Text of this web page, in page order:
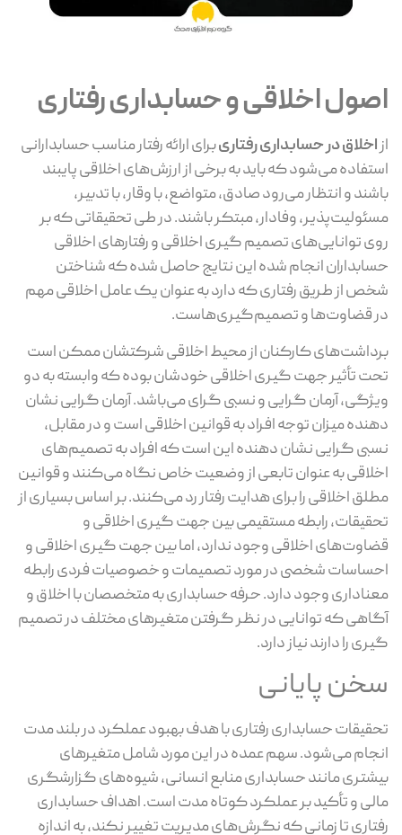
اصول اخلاقی و حسابداری رفتاری
ازاخلاق در حسابداری رفتاریبرای ارائه رفتار مناسب حسابدارانی
استفاده می‌شود که باید به برخی از ارزش‌های اخلاقی پایبند
باشند و انتظار می‌رود صادق، متواضع، با وقار، با تدبیر،
مسئولیت‌پذیر، وفادار، مبتکر باشند. در طی تحقیقاتی که بر
روی توانایی‌های تصمیم گیری اخلاقی و رفتارهای اخلاقی
حسابداران انجام شده این نتایج حاصل شده که شناختن
شخص از طریق رفتاری که دارد به عنوان یک عامل اخلاقی مهم
در قضاوت‌ها و تصمیم‌گیری‌هاست.
برداشت‌های کارکنان از محیط اخلاقی شرکتشان ممکن است
تحت تأثیر جهت گیری اخلاقی خودشان بوده که وابسته به دو
ویژگی، آرمان گرایی و نسبی گرای می‌باشد. آرمان گرایی نشان
دهنده میزان توجه افراد به قوانین اخلاقی است و در مقابل،
نسبی گرایی نشان دهنده این است که افراد به تصمیم‌های
اخلاقی به عنوان تابعی از وضعیت خاص نگاه می‌کنند و قوانین
مطلق اخلاقی را برای هدایت رفتار رد می‌کنند. بر اساس بسیاری از
تحقیقات، رابطه مستقیمی بین جهت گیری اخلاقی و
قضاوت‌های اخلاقی وجود ندارد، اما بین جهت گیری اخلاقی و
احساسات شخصی در مورد تصمیمات و خصوصیات فردی رابطه
معناداری وجود دارد. حرفه حسابداری به متخصصان با اخلاق و
آگاهی که توانایی در نظر گرفتن متغیرهای مختلف در تصمیم
گیری را دارند نیاز دارد.
سخن پایانی
تحقیقات حسابداری رفتاری با هدف بهبود عملکرد در بلند مدت
انجام می‌شود. سهم عمده در این مورد شامل متغیرهای
بیشتری مانند حسابداری منابع انسانی، شیوه‌های گزارشگری
مالی و تأکید بر عملکرد کوتاه مدت است. اهداف حسابداری
رفتاری تا زمانی که نگرش‌های مدیریت تغییر نکند، به اندازه